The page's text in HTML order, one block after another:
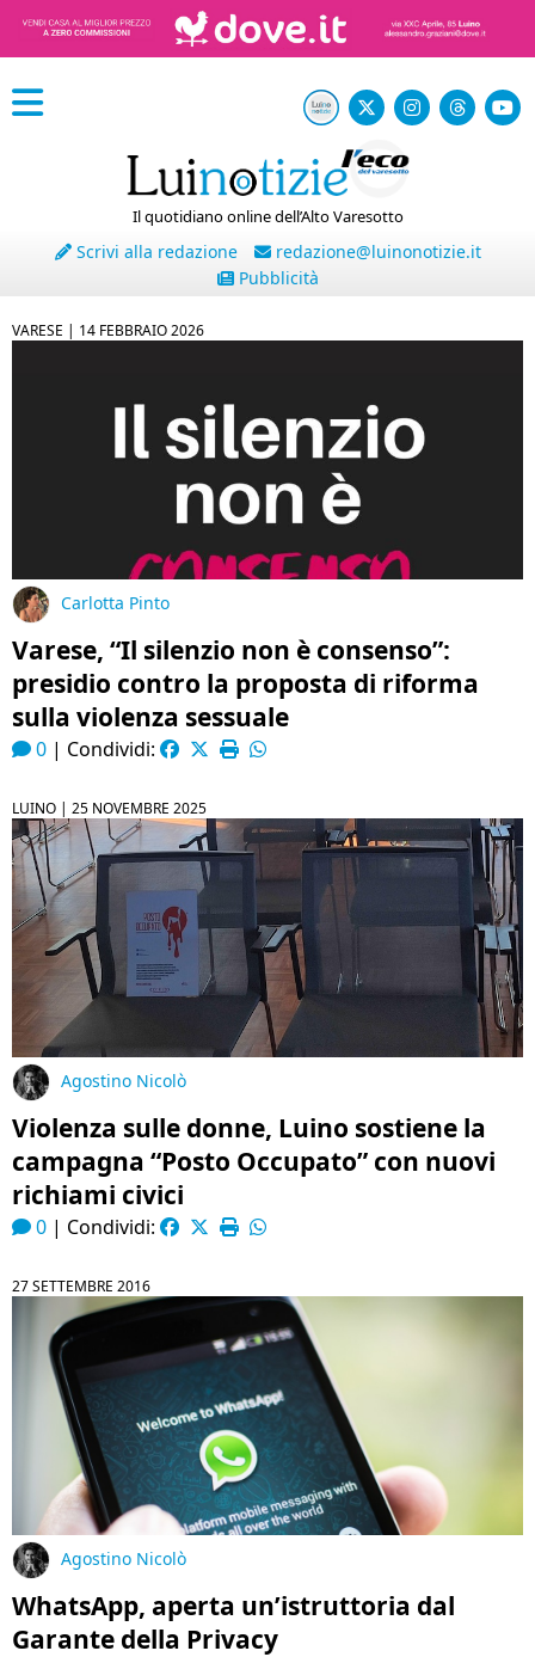
Il quotidiano online dell’Alto Varesotto
Scrivi alla redazione
redazione@luinonotizie.it
Pubblicità
VARESE | 14 FEBBRAIO 2026
Carlotta Pinto
Varese, “Il silenzio non è consenso”:
presidio contro la proposta di riforma
sulla violenza sessuale
0 | Condividi:
LUINO | 25 NOVEMBRE 2025
Agostino Nicolò
Violenza sulle donne, Luino sostiene la
campagna “Posto Occupato” con nuovi
richiami civici
0 | Condividi:
27 SETTEMBRE 2016
Agostino Nicolò
WhatsApp, aperta un’istruttoria dal
Garante della Privacy